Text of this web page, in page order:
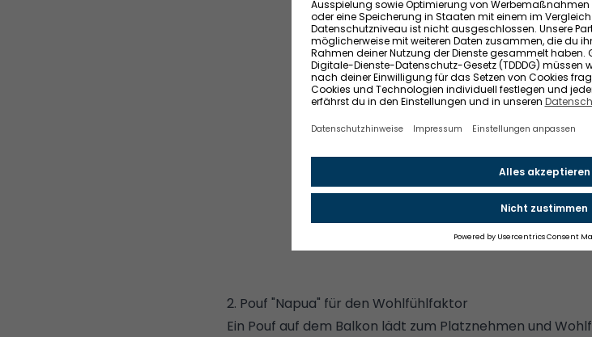
INSTAGRAM
Weitere Informationen
unseremConsent
2. Pouf "Napua" für den Wohlfühlfaktor
Ein Pouf auf dem Balkon lädt zum Platznehmen und